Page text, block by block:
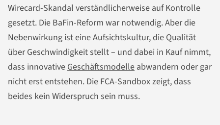
Wirecard-Skandal verständlicherweise auf Kontrolle
gesetzt. Die BaFin-Reform war notwendig. Aber die
Nebenwirkung ist eine Aufsichtskultur, die Qualität
über Geschwindigkeit stellt – und dabei in Kauf nimmt,
dass innovative Geschäftsmodelle abwandern oder gar
nicht erst entstehen. Die FCA-Sandbox zeigt, dass
beides kein Widerspruch sein muss.